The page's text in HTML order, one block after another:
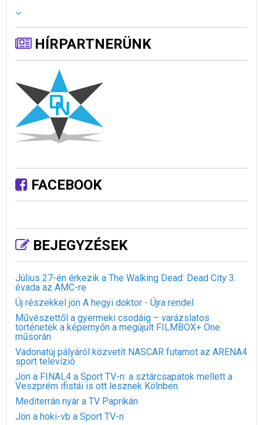
HÍRPARTNERÜNK
FACEBOOK
BEJEGYZÉSEK
Július 27-én érkezik a The Walking Dead: Dead City 3.
évada az AMC-re
Új részekkel jön A hegyi doktor - Újra rendel
Művészettől a gyermeki csodáig – varázslatos
történetek a képernyőn a megújult FILMBOX+ One
műsorán
Vadonatúj pályáról közvetít NASCAR futamot az ARENA4
sport televízió
Jön a FINAL4 a Sport TV-n: a sztárcsapatok mellett a
Veszprém ifistái is ott lesznek Kölnben
Mediterrán nyár a TV Paprikán
Jön a hoki-vb a Sport TV-n